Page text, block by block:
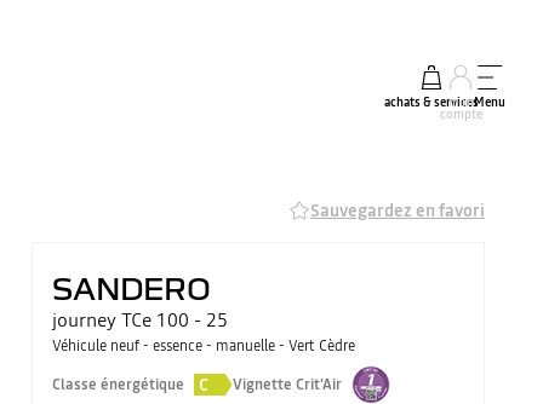
achats & services
mon
compte
Menu
Sauvegardez en favori
SANDERO
journey TCe 100 - 25
Véhicule neuf - essence - manuelle - Vert Cèdre
Classe énergétique
C Vignette Crit'Air